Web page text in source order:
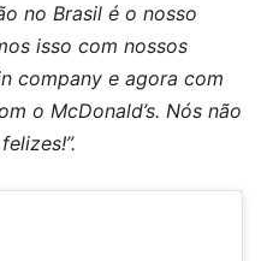
no Brasil é o nosso
isso com nossos
company e agora com
o McDonald’s. Nós não